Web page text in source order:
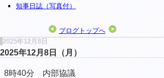
知事日誌（写真付）
ブログトップへ
2025年12月8日
2025年12月8日（月）
8時40分 内部協議